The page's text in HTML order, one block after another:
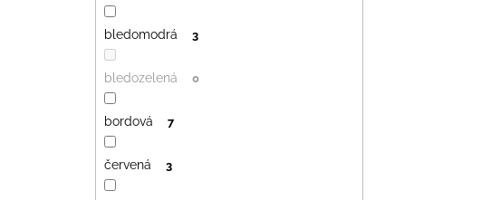
bledomodrá 3
bledozelená 0
bordová 7
červená 3